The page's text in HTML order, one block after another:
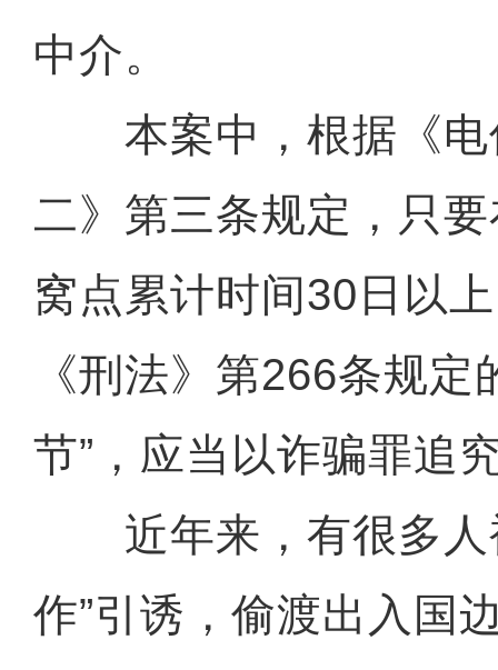
中介。
本案中，根据《电
二》第三条规定，只
窝点累计时间30日以
《刑法》第266条规定
节”，应当以诈骗罪追
近年来，有很多人
作”引诱，偷渡出入国